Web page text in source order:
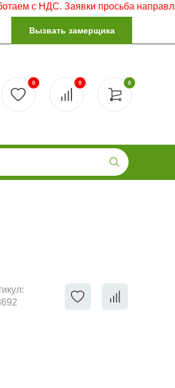
Заявки просьба направлять на
Вызвать замерщика
0
0 0